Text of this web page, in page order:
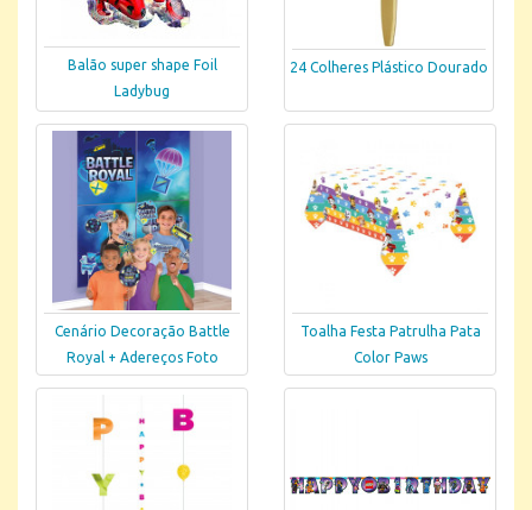
Balão super shape Foil
Ladybug
24 Colheres Plástico Dourado
Cenário Decoração Battle
Royal + Adereços Foto
Toalha Festa Patrulha Pata
Color Paws